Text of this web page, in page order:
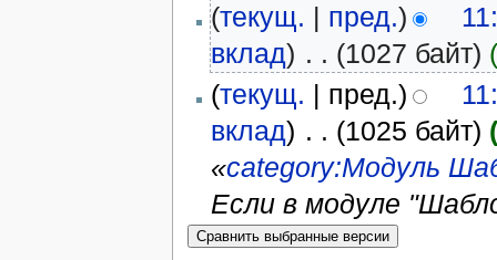
(текущ. | пред.)
вклад) . . (1027 байт)
(текущ. | пред.)
вклад) . . (1025 байт)
«category:Модуль
Если в модуле